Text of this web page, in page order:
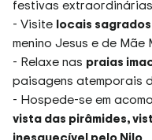
festivas
- Visite locais
menino Jesus e de Mãe
- Relaxe nas praias
paisagens atemporais
- Hospede-se em
vista das pirâmides,
inesquecível pelo Nilo.